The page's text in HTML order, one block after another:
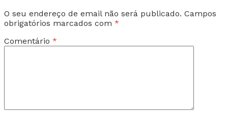
O seu endereço de email não será publicado. Campos
obrigatórios marcados com *
Comentário *